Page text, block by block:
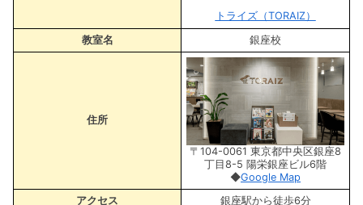
トライズ（TORAIZ）
教室名
銀座校
住所
〒104-0061 東京都中央区銀座8
丁目8-5 陽栄銀座ビル6階
◆Google Map
アクセス
銀座駅から徒歩6分